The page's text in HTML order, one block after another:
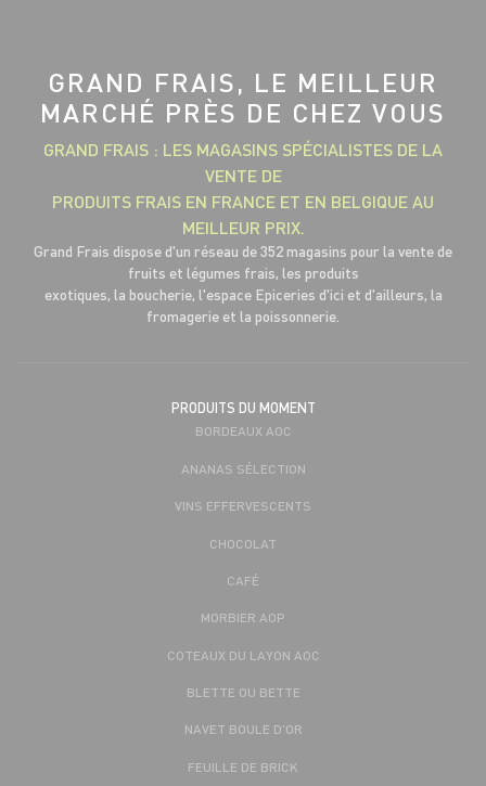
GRAND FRAIS, LE MEILLEUR
MARCHÉ PRÈS DE CHEZ VOUS
GRAND FRAIS : LES MAGASINS SPÉCIALISTES DE LA
VENTE DE
PRODUITS FRAIS EN FRANCE ET EN BELGIQUE AU
MEILLEUR PRIX.
Grand Frais dispose d'un réseau de 352 magasins pour la vente de
fruits et légumes frais, les produits
exotiques, la boucherie, l'espace Epiceries d'ici et d'ailleurs, la
fromagerie et la poissonnerie.
PRODUITS DU MOMENT
BORDEAUX AOC
ANANAS SÉLECTION
VINS EFFERVESCENTS
CHOCOLAT
CAFÉ
MORBIER AOP
COTEAUX DU LAYON AOC
BLETTE OU BETTE
NAVET BOULE D'OR
FEUILLE DE BRICK